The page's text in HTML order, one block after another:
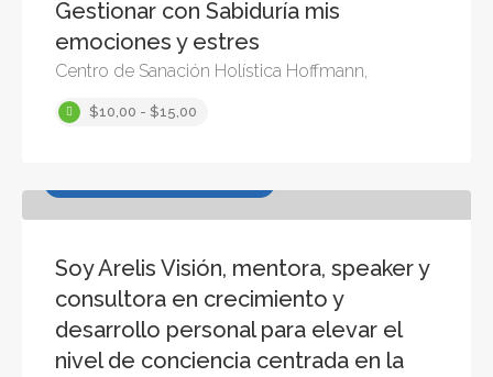
Gestionar con Sabiduría mis
emociones y estres
Centro de Sanación Holística Hoffmann,
$10,00 - $15,00
Soy Arelis Visión, mentora, speaker y
consultora en crecimiento y
desarrollo personal para elevar el
nivel de conciencia centrada en la